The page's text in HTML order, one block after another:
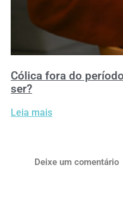
Cólica fora do
ser?
Leia mais
Deixe um comentário